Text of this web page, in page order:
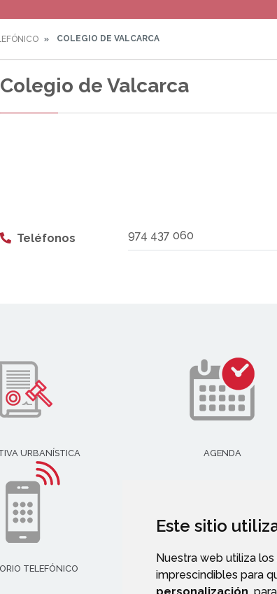
Este sitio
Nuestra web utiliza
imprescindibles para
COLEGIO DE VALCARCA
Colegio de Valcarca
Teléfonos 974 437 060
URBANÍSTICA AGENDA
TELEFÓNICO